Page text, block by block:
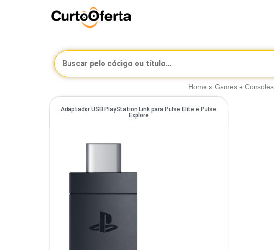
Home » Games e Consoles
Adaptador USB PlayStation Link para Pulse Elite e Pulse
Explore